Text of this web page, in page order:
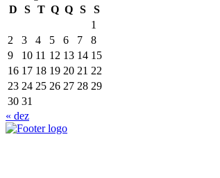
D
S T Q Q S
S
1
2
3 4 5 6 7
8
9
10 11 12 13 14 15
16 17 18 19 20 21 22
23 24 25 26 27 28 29
30 31
« dez